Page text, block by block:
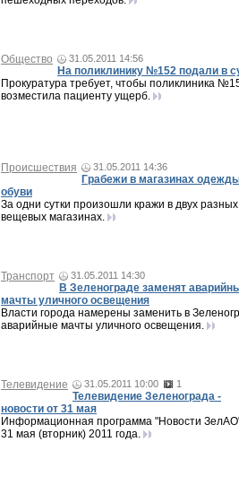
Общество 31.05.2011 14:56
На поликлинику №152 подали в
Прокуратура требует, чтобы поликлиника
возместила пациенту ущерб.
Происшествия 31.05.2011 14:36
Грабежи в магазинах
обуви
За одни сутки произошли кражи в двух разных
вещевых магазинах.
Транспорт 31.05.2011 14:30
В Зеленограде заменят
мачты уличного освещения
Власти города намерены заменить в
аварийные мачты уличного освещения.
Телевидение 31.05.2011 10:00 1
Телевидение Зеленограда -
новости от 31 мая
Информационная программа "Новости
31 мая (вторник) 2011 года.